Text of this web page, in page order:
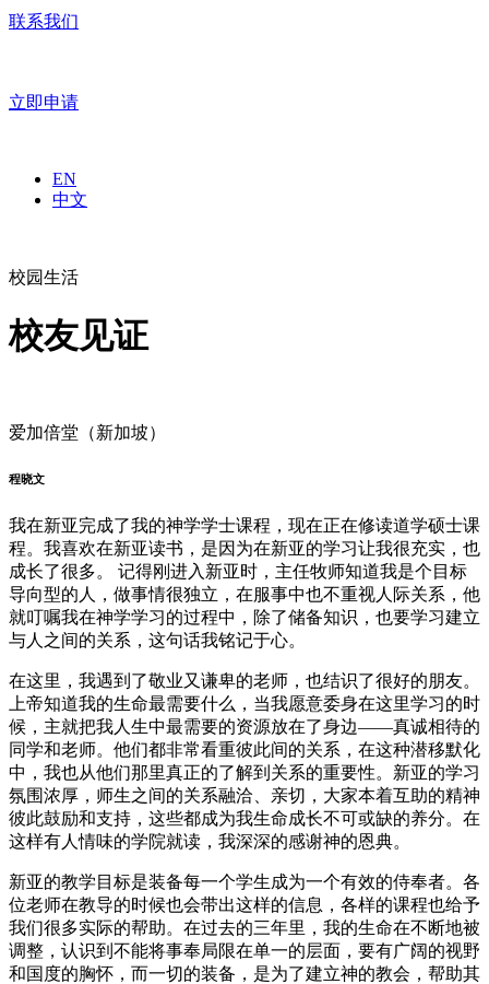
联系我们
立即申请
EN
中文
校园生活
校友见证
爱加倍堂（新加坡）
程晓⽂
我在新亚完成了我的神学学士课程，现在正在修读道学硕士课
程。我喜欢在新亚读书，是因为在新亚的学习让我很充实，也
成长了很多。 记得刚进⼊新亚时，主任牧师知道我是个⽬标
导向型的⼈，做事情很独⽴，在服事中也不重视⼈际关系，他
就叮嘱我在神学学习的过程中，除了储备知识，也要学习建⽴
与⼈之间的关系，这句话我铭记于⼼。
在这⾥，我遇到了敬业⼜谦卑的⽼师，也结识了很好的朋友。
上帝知道我的⽣命最需要什么，当我愿意委⾝在这⾥学习的时
候，主就把我⼈⽣中最需要的资源放在了⾝边——真诚相待的
同学和⽼师。他们都⾮常看重彼此间的关系，在这种潜移默化
中，我也从他们那⾥真正的了解到关系的重要性。新亚的学习
氛围浓厚，师⽣之间的关系融洽、亲切，⼤家本着互助的精神
彼此⿎励和⽀持，这些都成为我⽣命成⻓不可或缺的养分。在
这样有⼈情味的学院就读，我深深的感谢神的恩典。
新亚的教学⽬标是装备每⼀个学⽣成为⼀个有效的侍奉者。各
位⽼师在教导的时候也会带出这样的信息，各样的课程也给予
我们很多实际的帮助。在过去的三年⾥，我的⽣命在不断地被
调整，认识到不能将事奉局限在单⼀的层⾯，要有⼴阔的视野
和国度的胸怀，⽽⼀切的装备，是为了建⽴神的教会，帮助其